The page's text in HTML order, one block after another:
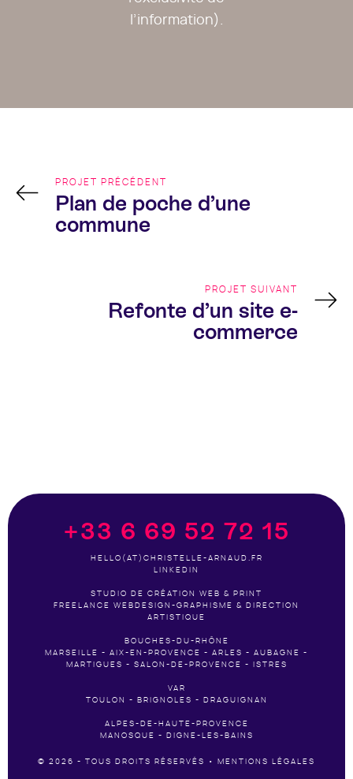
l’information).
l’articlePROJET PRÉCÉDENT
Plan de poche d’une
commune
PROJET SUIVANT
Refonte d’un site e-
commerce
+33 6 69 52 72 15
HELLO(AT)CHRISTELLE-ARNAUD.FR
LINKEDIN
STUDIO DE CRÉATION WEB & PRINT
FREELANCE WEBDESIGN-GRAPHISME & DIRECTION
ARTISTIQUE
BOUCHES-DU-RHÔNE
MARSEILLE - AIX-EN-PROVENCE - ARLES - AUBAGNE -
MARTIGUES - SALON-DE-PROVENCE - ISTRES
VAR
TOULON - BRIGNOLES - DRAGUIGNAN
ALPES-DE-HAUTE-PROVENCE
MANOSQUE - DIGNE-LES-BAINS
© 2026 - TOUS DROITS RÉSERVÉS • MENTIONS LÉGALES